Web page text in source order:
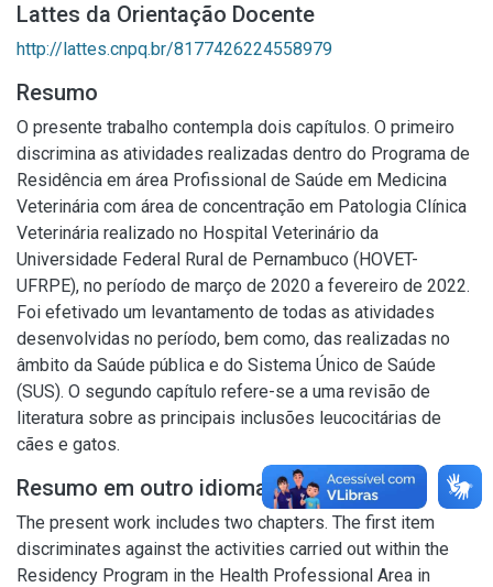
Lattes da Orientação Docente
http://lattes.cnpq.br/8177426224558979
Resumo
O presente trabalho contempla dois capítulos. O primeiro
discrimina as atividades realizadas dentro do Programa de
Residência em área Profissional de Saúde em Medicina
Veterinária com área de concentração em Patologia Clínica
Veterinária realizado no Hospital Veterinário da
Universidade Federal Rural de Pernambuco (HOVET-
UFRPE), no período de março de 2020 a fevereiro de 2022.
Foi efetivado um levantamento de todas as atividades
desenvolvidas no período, bem como, das realizadas no
âmbito da Saúde pública e do Sistema Único de Saúde
(SUS). O segundo capítulo refere-se a uma revisão de
literatura sobre as principais inclusões leucocitárias de
cães e gatos.
Resumo em outro idioma
The present work includes two chapters. The first item
discriminates against the activities carried out within the
Residency Program in the Health Professional Area in